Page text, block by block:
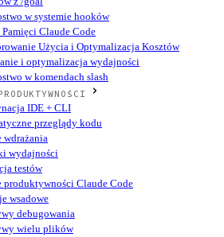
w systemie hooków
Pamięci Claude Code
Użycia i Optymalizacja Kosztów
i optymalizacja wydajności
w komendach slash
IDE + CLI
przeglądy kodu
wdrażania
wydajności
testów
produktywności Claude Code
wsadowe
debugowania
wielu plików